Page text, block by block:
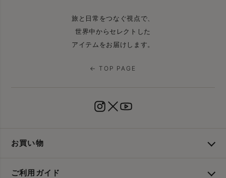
旅と日常をつなぐ視点で、
世界中からセレクトした
アイテムをお届けします。
← TOP PAGE
お買い物
ご利用ガイド